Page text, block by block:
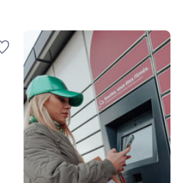
Nouveau
Livraison
en
Locker
Mondial
Relay